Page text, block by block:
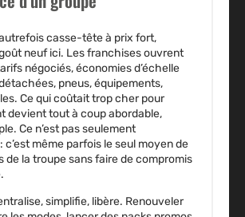
casse-tête à prix fort,
neuf ici. Les franchises ouvrent
négociés,économies d’échelle
pneus, équipements,
. Ce qui coûtait trop cher pour
devient tout à coup abordable,
Ce n’est pas seulement
c’est même parfois le seul moyen de
de la troupe sans faire de compromis
simplifie, libère. Renouveler